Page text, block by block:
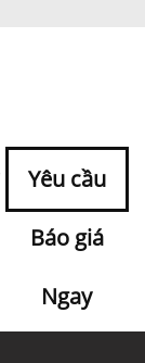
Yêu cầu
Báo giá
Ngay